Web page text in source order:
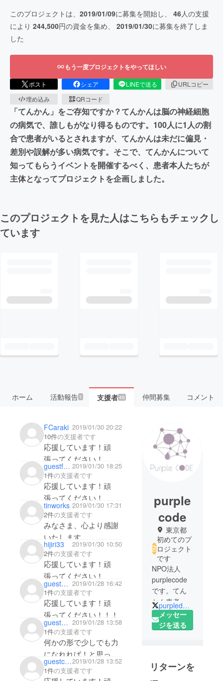
このプロジェクトは、 2019/01/09に募集を開始し、 46人の支援
により 244,500円の資金を集め、 2019/01/30に募集を終了しま
した
もう一度プロジェクトをやってほしい
ポスト シェア LINEで送る
URLコピー
埋め込み
QRコード
「てんかん」をご存知ですか？てんかんは脳の神経細胞
の病気で、誰しもがなり得るものです。100人に1人の割
合で患者がいるとされますが、てんかんは未だに偏見・
差別や誤解が多い病気です。そこで、てんかんについて
知ってもらうイベントを開催するべく、患者本人たちが
主体となってプロジェクトを企画しました。
このプロジェクトを見た人はこちらもチェックし
ています
ホーム 活動報告1 支援者46 仲間募集 コメント
FCaraki 2019/01/30 20:22
10件の支援者です
応援しています！頑
張ってください！
guestfce32d7f4c 2019/01/30 18:25
1件の支援者です
応援しています！頑
張ってください！
tinworks 2019/01/30 17:31
2件の支援者です
みなさま、心より感謝
いたします。
応援しています！記憶
に残る素晴らしいパー
プルデー 東京になりま
すように！！
hijiri33
2019/01/30 10:50
2件の支援者です
応援しています！頑
張ってください！
guest682678ffc2 2019/01/28 16:42
1件の支援者です
応援しています！頑
張ってください！！！
guest7168336995 2019/01/28 13:58
1件の支援者です
何かの形で少しでも力
になれれば！と思って
おります。
guestc62589c3762019/01/28 13:52
1件の支援者です
purple
code
東京都
初めてのプ
ロジェクト
です
NPO法人
purplecode
です。てん
かん患者に
よって運営
されていま
グマの軽減
や、一般市
purpledaytokyo
メッセー
ジを送る
リターンを